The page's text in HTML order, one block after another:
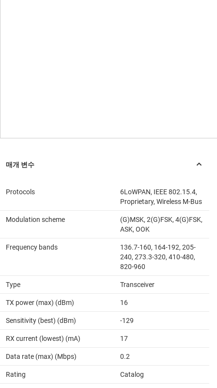
Protocols
6LoWPAN, IEEE 802.15.4,
Proprietary, Wireless M-Bus
Modulation scheme
(G)MSK, 2(G)FSK, 4(G)FSK,
ASK, OOK
Frequency bands
136.7-160, 164-192, 205-
240, 273.3-320, 410-480,
820-960
Type Transceiver
TX power (max) (dBm) 16
Sensitivity (best) (dBm) -129
RX current (lowest) (mA) 17
Data rate (max) (Mbps) 0.2
Rating Catalog